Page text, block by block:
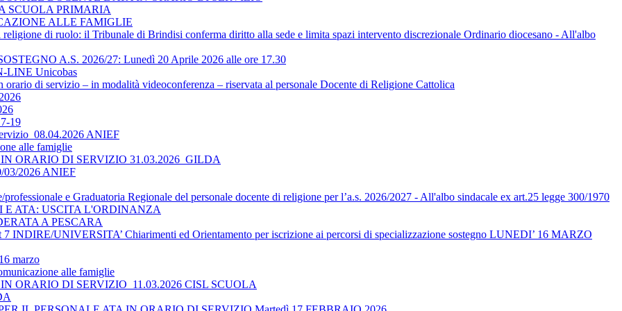
SCUOLA PRIMARIA
ALLE FAMIGLIE
di ruolo: il Tribunale di Brindisi conferma diritto alla sede e limita spazi intervento discrezionale Ordinario diocesano - All'albo
A.S. 2026/27: Lunedì 20 Aprile 2026 alle ore 17.30
LINE Unicobas
di servizio – in modalità videoconferenza – riservata al personale Docente di Religione Cattolica
19
ANIEF
alle famiglie
ORARIO DI SERVIZIO 31.03.2026_GILDA
03/2026 ANIEF
e Graduatoria Regionale del personale docente di religione per l’a.s. 2026/2027 - All'albo sindacale ex art.25 legge 300/1970
E ATA: USCITA L'ORDINANZA
A PESCARA
INDIRE/UNIVERSITA’ Chiarimenti ed Orientamento per iscrizione ai percorsi di specializzazione sostegno LUNEDI’ 16 MARZO
marzo
alle famiglie
ORARIO DI SERVIZIO_11.03.2026 CISL SCUOLA